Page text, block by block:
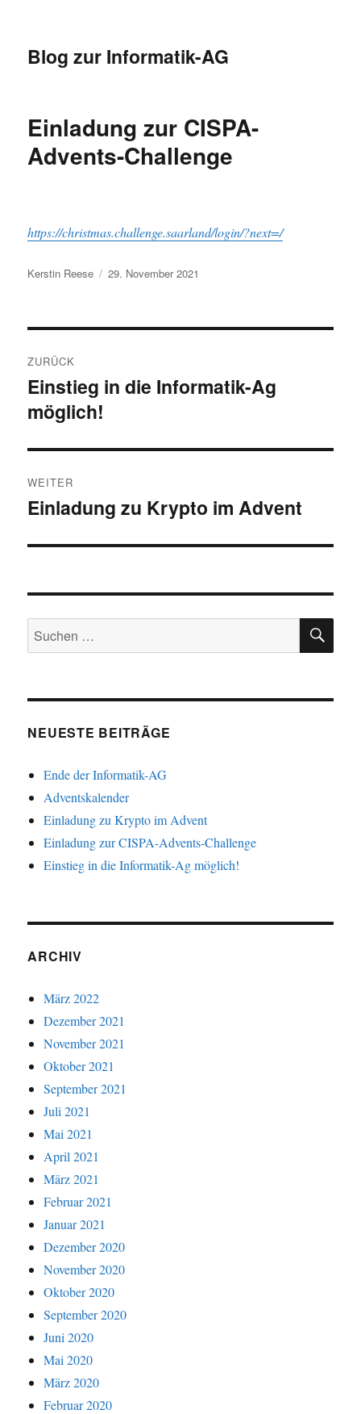
Blog zur Informatik-AG
Einladung zur CISPA-
Advents-Challenge
https://christmas.challenge.saarland/login/?next=/
Autor
Kerstin Reese
Veröffentlicht
29. November 2021
ZURÜCK
Vorheriger
Beitrag:
Einstieg in die Informatik-Ag
möglich!
WEITER
Nächster
Einladung zu Krypto im Advent
Suchen
nach:
NEUESTE BEITRÄGE
Ende der Informatik-AG
Adventskalender
Einladung zu Krypto im Advent
Einladung zur CISPA-Advents-Challenge
Einstieg in die Informatik-Ag möglich!
ARCHIV
März 2022
Dezember 2021
November 2021
Oktober 2021
September 2021
Juli 2021
Mai 2021
April 2021
März 2021
Februar 2021
Januar 2021
Dezember 2020
November 2020
Oktober 2020
September 2020
Juni 2020
Mai 2020
März 2020
Februar 2020